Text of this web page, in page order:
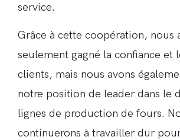
service.
Grâce à cette coopération, nous
seulement gagné la confiance et
clients, mais nous avons
notre position de leader dans le
lignes de production de fours.
continuerons à travailler dur